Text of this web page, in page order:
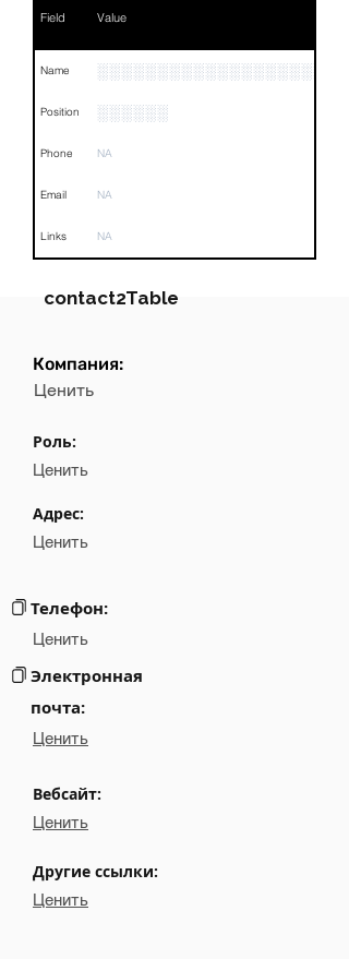
Field Value
Name
Position ░░░░░░
Phone NA
Email NA
Links NA
contact2Table
Field
Email
Компания:
Ценить
Роль:
Ценить
Адрес:
Ценить
Телефон:
Ценить
Электронная
почта:
Ценить
Вебсайт:
Ценить
Другие ссылки:
Ценить